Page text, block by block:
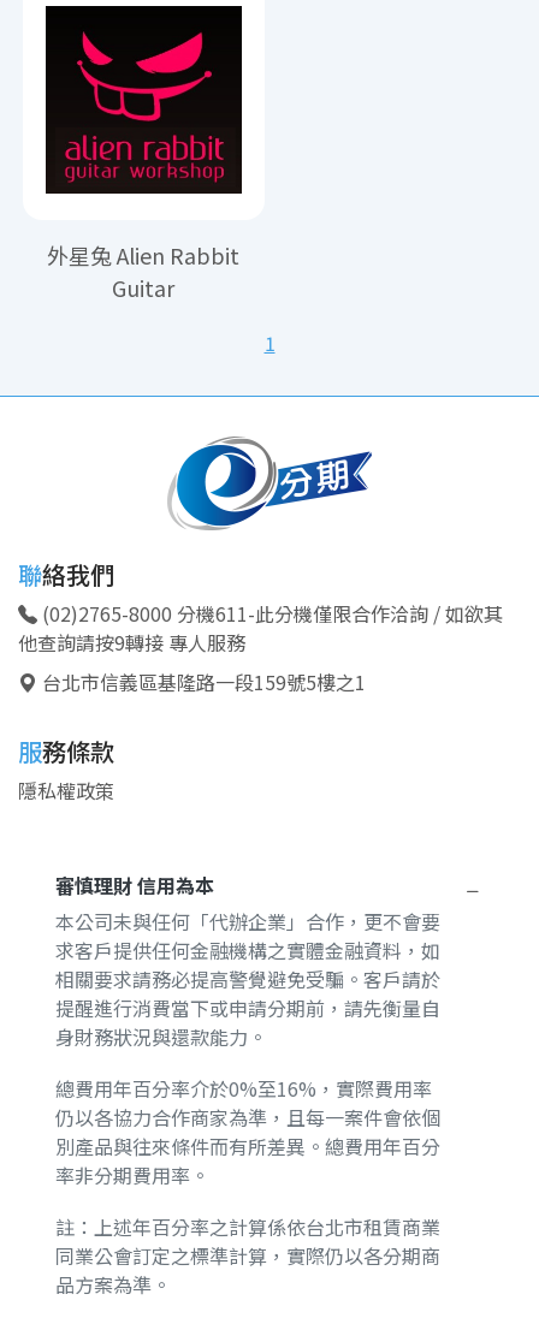
外星兔 Alien Rabbit
Guitar
1
聯絡我們
(02)2765-8000 分機611-此分機僅限合作洽詢 / 如欲其
他查詢請按9轉接 專人服務
台北市信義區基隆路一段159號5樓之1
服務條款
隱私權政策
審慎理財 信用為本
本公司未與任何「代辦企業」合作，更不會要
求客戶提供任何金融機構之實體金融資料，如
相關要求請務必提高警覺避免受騙。客戶請於
提醒進行消費當下或申請分期前，請先衡量自
身財務狀況與還款能力。
總費用年百分率介於0%至16%，實際費用率
仍以各協力合作商家為準，且每一案件會依個
別產品與往來條件而有所差異。總費用年百分
率非分期費用率。
註：上述年百分率之計算係依台北市租賃商業
同業公會訂定之標準計算，實際仍以各分期商
品方案為準。